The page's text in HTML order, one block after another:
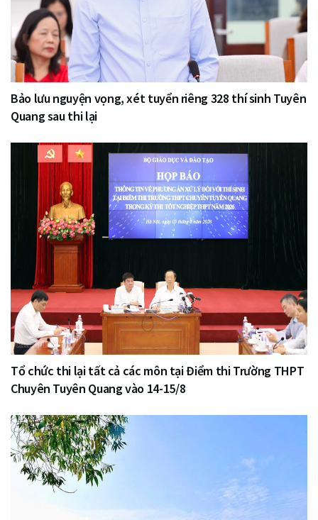
Bảo lưu nguyện vọng, xét tuyển riêng 328 thí sinh Tuyên
Quang sau thi lại
Tổ chức thi lại tất cả các môn tại Điểm thi Trường THPT
Chuyên Tuyên Quang vào 14-15/8